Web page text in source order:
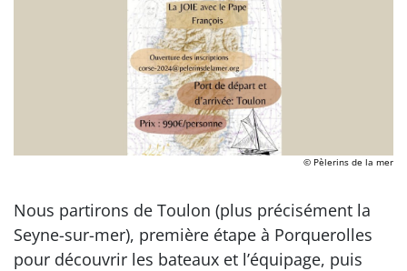
© Pèlerins de la mer
Nous partirons de Toulon (plus précisément la
Seyne-sur-mer), première étape à Porquerolles
pour découvrir les bateaux et l’équipage, puis